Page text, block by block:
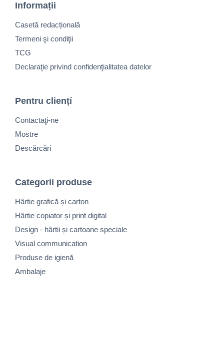
Informații
Casetă redacțională
Termeni şi condiţii
TCG
Declaraţie privind confidenţialitatea datelor
Pentru cliențí
Contactaţi-ne
Mostre
Descărcări
Categorii produse
Hârtie grafică și carton
Hârtie copiator și print digital
Design - hârtii și cartoane speciale
Visual communication
Produse de igienă
Ambalaje